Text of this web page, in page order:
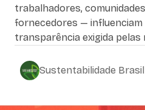
trabalhadores,
fornecedores — influenciam
transparência exigida pelas
Sustentabilidade Brasil